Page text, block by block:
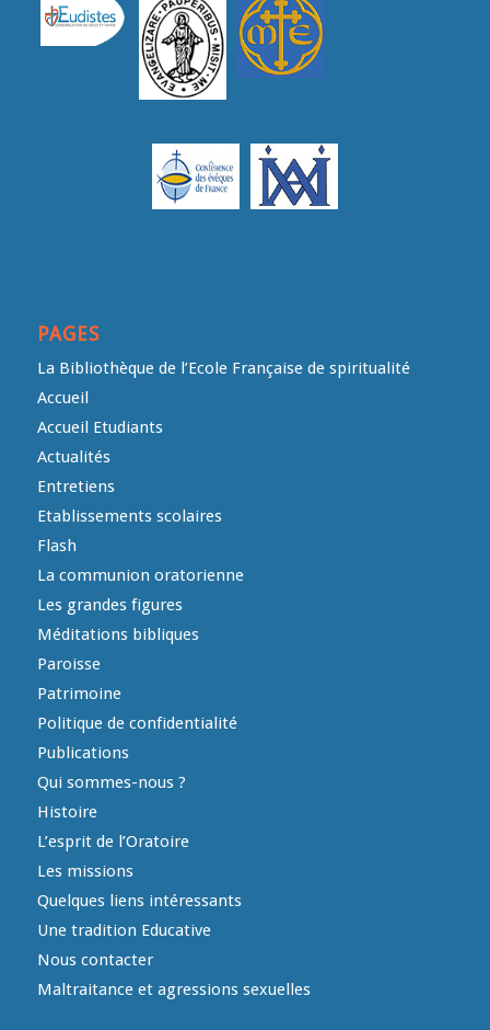
PAGES
La Bibliothèque de l’Ecole Française de spiritualité
Accueil
Accueil Etudiants
Actualités
Entretiens
Etablissements scolaires
Flash
La communion oratorienne
Les grandes figures
Méditations bibliques
Paroisse
Patrimoine
Politique de confidentialité
Publications
Qui sommes-nous ?
Histoire
L’esprit de l’Oratoire
Les missions
Quelques liens intéressants
Une tradition Educative
Nous contacter
Maltraitance et agressions sexuelles